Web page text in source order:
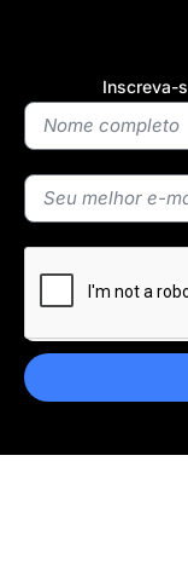
Inscreva-